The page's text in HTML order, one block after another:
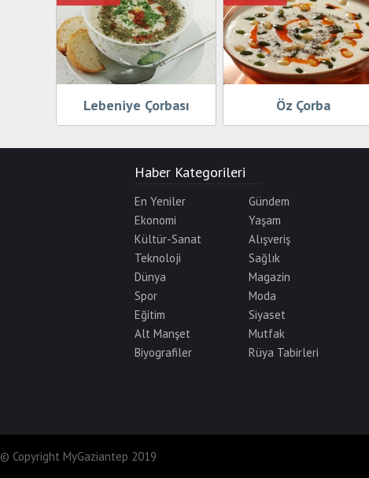
Lebeniye Çorbası Öz Çorba
Haber Kategorileri
En Yeniler
Gündem
Ekonomi
Yaşam
Kültür-Sanat
Alışveriş
Teknoloji
Sağlık
Dünya
Magazin
Spor
Moda
Eğitim
Siyaset
Alt Manşet
Mutfak
Biyografiler
Rüya Tabirleri
© Copyright MyGaziantep 2019